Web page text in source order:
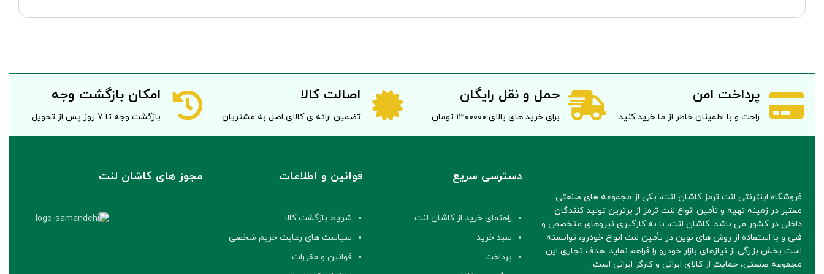
پرداخت امن
راحت و با اطمینان خاطر از ما خرید کنید
حمل و نقل رایگان
برای خرید های بالای ۱۳۰۰۰۰۰ تومان
اصالت کالا
تضمین ارائه ی کالای اصل به مشتریان
امکان بازگشت وجه
بازگشت وجه تا 7 روز پس از تحویل
فروشگاه اینترنتی لنت ترمز کاشان لنت، یکی از مجموعه های صنعتی
معتبر در زمینه تهیه و تأمین انواع لنت ترمز از برترین تولید کنندگان
داخلی در کشور می باشد. کاشان لنت، با به کارگیری نیروهای متخصص و
فنی و با استفاده از روش های نوین در تأمین لنت انواع خودرو، توانسته
است بخش بزرگی از نیازهای بازار خودرو را فراهم نماید. هدف تجاری این
مجموعه صنعتی، حمایت از کالای ایرانی و کارگر ایرانی است.
دسترسی سریع
راهنمای خرید از کاشان لنت
سبد خرید
پرداخت
قوانین و اطلاعات
شرایط بازگشت کالا
سیاست های رعایت حریم شخصی
قوانین و مقررات
مجوز های کاشان لنت